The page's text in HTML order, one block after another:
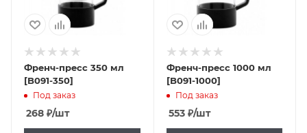
Френч-пресс 350 мл
[B091-350]
Под заказ
268 ₽/шт
Френч-пресс 1000 мл
[B091-1000]
Под заказ
553₽/шт